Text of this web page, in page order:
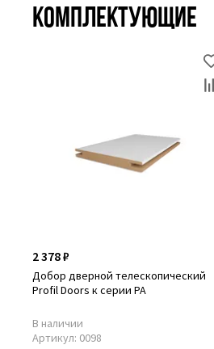
Комплектующие
2 378 ₽
Добор дверной телескопический
Profil Doors к серии PA
В наличии
Артикул: 0098